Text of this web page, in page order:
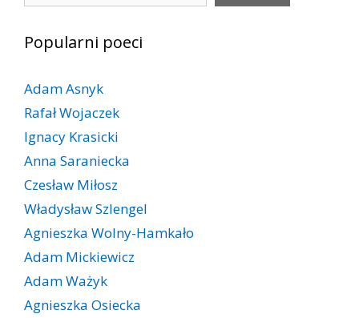
Popularni poeci
Adam Asnyk
Rafał Wojaczek
Ignacy Krasicki
Anna Saraniecka
Czesław Miłosz
Władysław Szlengel
Agnieszka Wolny-Hamkało
Adam Mickiewicz
Adam Ważyk
Agnieszka Osiecka